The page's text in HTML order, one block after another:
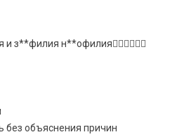
н**офилия🙅🏼‍♀️🙅🏻‍♂️
без объяснения причин